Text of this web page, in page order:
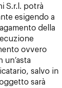
S.r.l. potrà
esigendo a
della
ovvero
salvo in
sarà